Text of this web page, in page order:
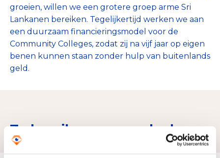
groeien, willen we een grotere groep arme Sri
Lankanen bereiken. Tegelijkertijd werken we aan
een duurzaam financieringsmodel voor de
Community Colleges, zodat zij na vijf jaar op eigen
benen kunnen staan zonder hulp van buitenlands
geld.
Zo bereiken we ons doel